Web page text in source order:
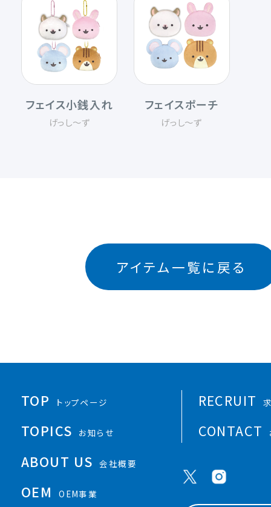
フェイス小銭入れ
げっし〜ず
フェイスポーチ
げっし〜ず
アイテム一覧に戻る
TOP トップページ
TOPICS お知らせ
ABOUT US 会社概要
OEM OEM事業
RECRUIT
CONTACT